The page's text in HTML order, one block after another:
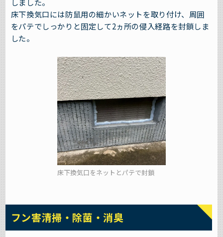
床下換気口には防鼠用の細かいネットを取り付け、周囲
をパテでしっかりと固定して2ヵ所の侵入経路を封鎖しま
した。
床下換気口をネットとパテで封鎖
フン害清掃・除菌・消臭